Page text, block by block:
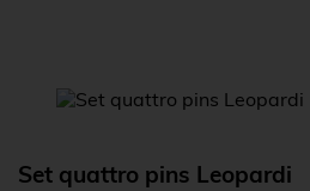
Set quattro pins Leopardi